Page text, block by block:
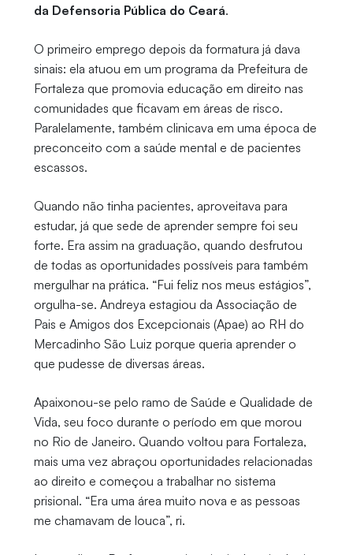
da Defensoria Pública do Ceará.
O primeiro emprego depois da formatura já dava
sinais: ela atuou em um programa da Prefeitura de
Fortaleza que promovia educação em direito nas
comunidades que ficavam em áreas de risco.
Paralelamente, também clinicava em uma época de
preconceito com a saúde mental e de pacientes
escassos.
Quando não tinha pacientes, aproveitava para
estudar, já que sede de aprender sempre foi seu
forte. Era assim na graduação, quando desfrutou
de todas as oportunidades possíveis para também
mergulhar na prática. “Fui feliz nos meus estágios”,
orgulha-se. Andreya estagiou da Associação de
Pais e Amigos dos Excepcionais (Apae) ao RH do
Mercadinho São Luiz porque queria aprender o
que pudesse de diversas áreas.
Apaixonou-se pelo ramo de Saúde e Qualidade de
Vida, seu foco durante o período em que morou
no Rio de Janeiro. Quando voltou para Fortaleza,
mais uma vez abraçou oportunidades relacionadas
ao direito e começou a trabalhar no sistema
prisional. “Era uma área muito nova e as pessoas
me chamavam de louca”, ri.